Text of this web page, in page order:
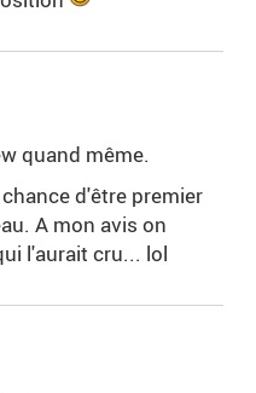
quand même.
d'être premier
A mon avis on
l'aurait cru... lol